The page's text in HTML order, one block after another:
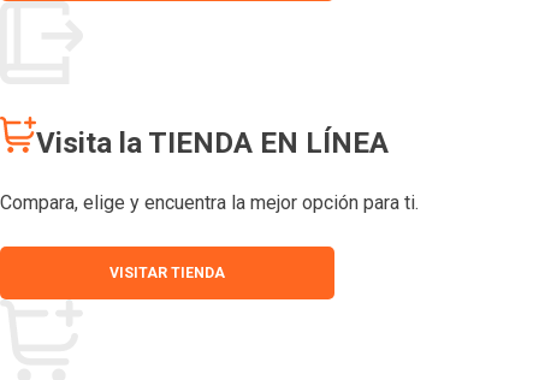
Visita la TIENDA EN LÍNEA
Compara, elige y encuentra la mejor opción para ti.
VISITAR TIENDA